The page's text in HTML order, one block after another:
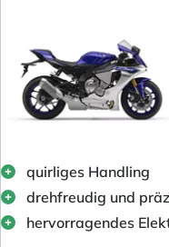
quirliges Handling
drehfreudig und
hervorragendes